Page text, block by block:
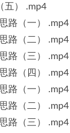
五） .mp4
路（一） .mp4
路（二） .mp4
路（三） .mp4
路（四） .mp4
路（一） .mp4
路（二） .mp4
路（三） .mp4